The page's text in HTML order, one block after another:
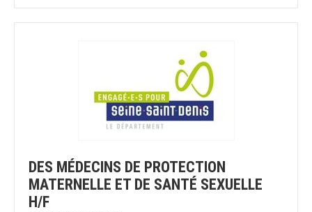
DES MÉDECINS DE PROTECTION
MATERNELLE ET DE SANTÉ SEXUELLE
H/F